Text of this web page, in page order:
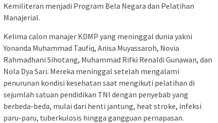
Kemiliteran menjadi Program Bela Negara dan Pelatihan
Manajerial.
Kelima calon manajer KDMP yang meninggal dunia yakni
Yonanda Muhammad Taufiq, Anisa Muyassaroh, Novia
Rahmadhani Sihotang, Muhammad Rifki Renaldi Gunawan, dan
Nola Dya Sari. Mereka meninggal setelah mengalami
penurunan kondisi kesehatan saat mengikuti pelatihan di
sejumlah satuan pendidikan TNI dengan penyebab yang
berbeda-beda, mulai dari henti jantung, heat stroke, infeksi
paru-paru, tuberkulosis hingga gangguan pernapasan.